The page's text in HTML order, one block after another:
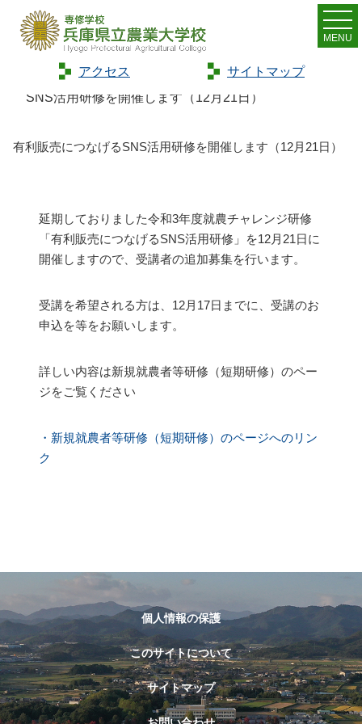
アクセス サイトマップ
MENU
Home> お知らせ>
有利販売につなげる
SNS活用研修を開催します（12月21日）
有利販売につなげるSNS活用研修を開催します（12月21日）
延期しておりました令和3年度就農チャレンジ研修
「有利販売につなげるSNS活用研修」を12月21日に
開催しますので、受講者の追加募集を行います。
受講を希望される方は、12月17日までに、受講のお
申込を等をお願いします。
詳しい内容は新規就農者等研修（短期研修）のペー
ジをご覧ください
・新規就農者等研修（短期研修）のページへのリン
ク
個人情報の保護
このサイトについて
サイトマップ